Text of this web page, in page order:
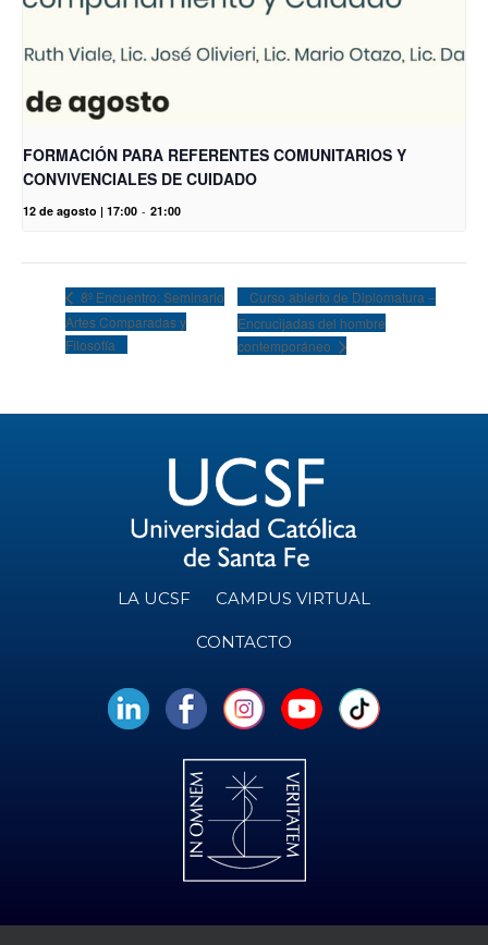
FORMACIÓN PARA REFERENTES COMUNITARIOS Y
CONVIVENCIALES DE CUIDADO
12 de agosto | 17:00 - 21:00
8º Encuentro: Seminario
Artes Comparadas y
Filosofía
Curso abierto de Diplomatura –
Encrucijadas del hombre
contemporáneo
LA UCSF CAMPUS VIRTUAL
CONTACTO